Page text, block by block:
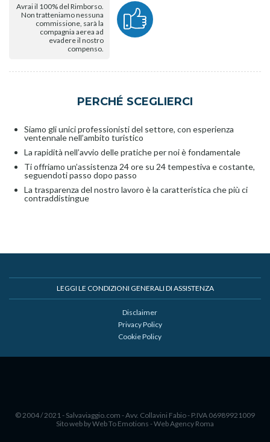
Avrai il 100% del Rimborso.
Non tratteniamo nessuna
commissione, sarà la
compagnia aerea ad
evadere il nostro
compenso.
PERCHÉ SCEGLIERCI
Siamo gli unici professionisti del settore, con esperienza
ventennale nell’ambito turistico
La rapidità nell’avvio delle pratiche per noi è fondamentale
Ti offriamo un’assistenza 24 ore su 24 tempestiva e costante,
seguendoti passo dopo passo
La trasparenza del nostro lavoro è la caratteristica che più ci
contraddistingue
LEGGI LE CONDIZIONI GENERALI DI ASSISTENZA
Disclaimer
Privacy Policy
Cookie Policy
© 2004 / 2021 - Salvaviaggio.com - Avv. Collavini Fabio - P.IVA 06989921009
Sito web by Web To Emotions - Web Agency Roma